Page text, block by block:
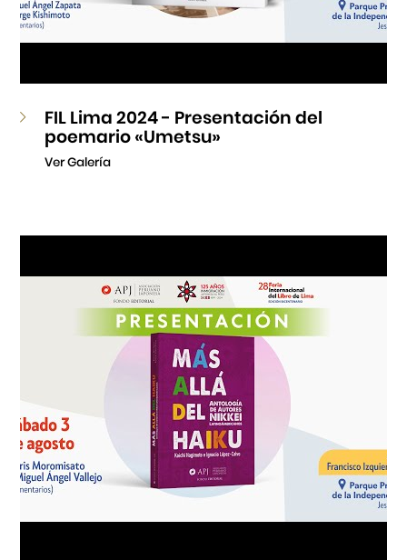
FIL Lima 2024 - Presentación del
poemario «Umetsu»
Ver Galería